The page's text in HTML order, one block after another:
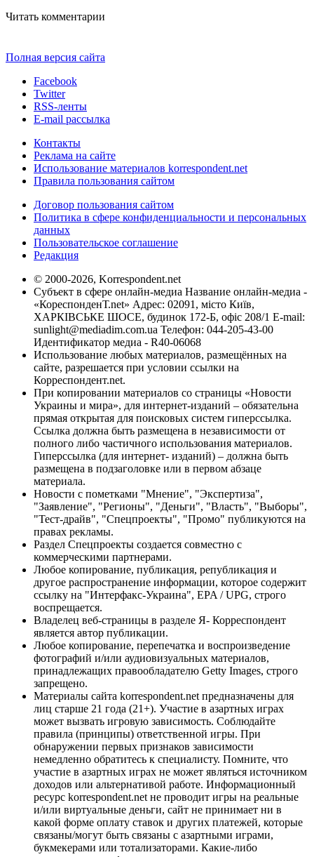
Читать комментарии
Полная версия сайта
Facebook
Twitter
RSS-ленты
E-mail рассылка
Контакты
Реклама на сайте
Использование материалов korrespondent.net
Правила пользования сайтом
Договор пользования сайтом
Политика в сфере конфиденциальности и персональных
данных
Пользовательское соглашение
Редакция
© 2000-2026, Korrespondent.net
Субъект в сфере онлайн-медиа Название онлайн-медиа -
«КореспонденТ.net» Адрес: 02091, місто Київ,
ХАРКІВСЬКЕ ШОСЕ, будинок 172-Б, офіс 208/1 E-mail:
sunlight@mediadim.com.ua Телефон: 044-205-43-00
Идентификатор медиа - R40-06068
Использование любых материалов, размещённых на
сайте, разрешается при условии ссылки на
Корреспондент.net.
При копировании материалов со страницы «Новости
Украины и мира», для интернет-изданий – обязательна
прямая открытая для поисковых систем гиперссылка.
Ссылка должна быть размещена в независимости от
полного либо частичного использования материалов.
Гиперссылка (для интернет- изданий) – должна быть
размещена в подзаголовке или в первом абзаце
материала.
Новости с пометками "Мнение", "Экспертиза",
"Заявление", "Регионы", "Деньги", "Власть", "Выборы",
"Тест-драйв", "Спецпроекты", "Промо" публикуются на
правах рекламы.
Раздел Спецпроекты создается совместно с
коммерческими партнерами.
Любое копирование, публикация, републикация и
другое распространение информации, которое содержит
ссылку на "Интерфакс-Украина", EPA / UPG, строго
воспрещается.
Владелец веб-страницы в разделе Я- Корреспондент
является автор публикации.
Любое копирование, перепечатка и воспроизведение
фотографий и/или аудиовизуальных материалов,
принадлежащих правообладателю Getty Images, строго
запрещено.
Материалы сайта korrespondent.net предназначены для
лиц старше 21 года (21+). Участие в азартных играх
может вызвать игровую зависимость. Соблюдайте
правила (принципы) ответственной игры. При
обнаружении первых признаков зависимости
немедленно обратитесь к специалисту. Помните, что
участие в азартных играх не может являться источником
доходов или альтернативой работе. Информационный
ресурс korrespondent.net не проводит игры на реальные
и/или виртуальные деньги, сайт не принимает ни в
какой форме оплату ставок и других платежей, которые
связаны/могут быть связаны с азартными играми,
букмекерами или тотализаторами. Какие-либо